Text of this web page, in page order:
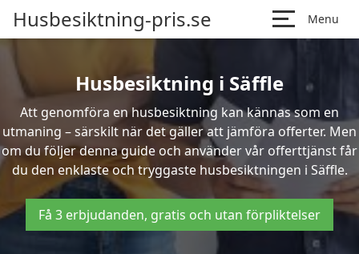
Husbesiktning-pris.se Menu
Husbesiktning i Säffle
Att genomföra en husbesiktning kan kännas som en
utmaning – särskilt när det gäller att jämföra offerter. Men
om du följer denna guide och använder vår offerttjänst får
du den enklaste och tryggaste husbesiktningen i Säffle.
Få 3 erbjudanden, gratis och utan förpliktelser